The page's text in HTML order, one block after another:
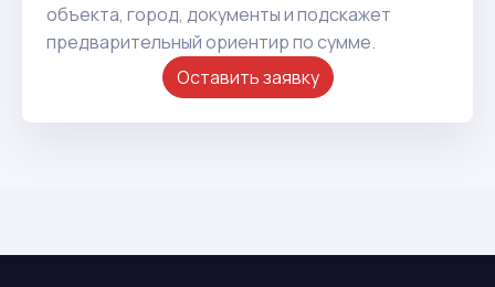
объекта, город, документы и подскажет
предварительный ориентир по сумме.
Оставить заявку